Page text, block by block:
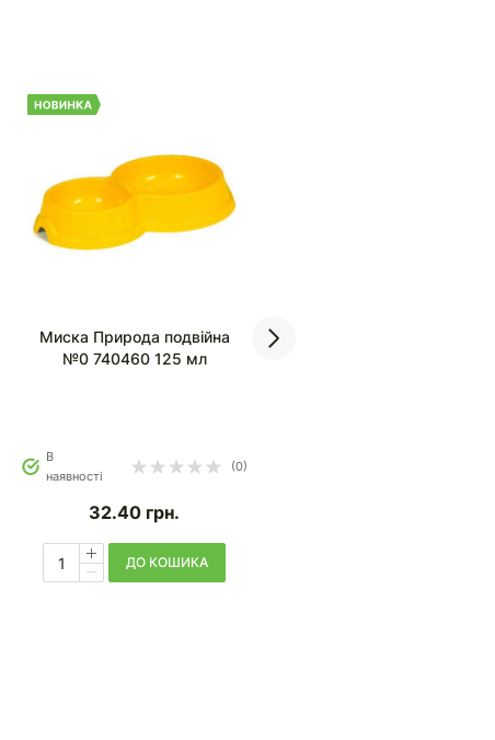
Миска Природа подвійна
№0 740460 125 мл
В
наявності
(0)
32.40 грн.
ДО КОШИКА
Миска Природа №1 740454